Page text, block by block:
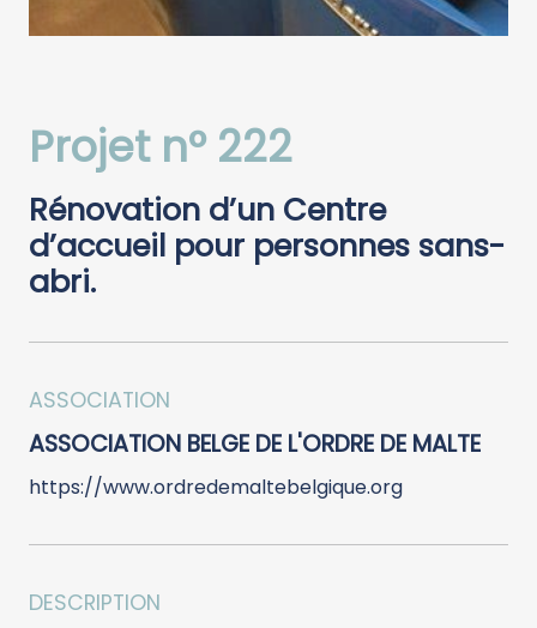
Projet n° 222
Rénovation d’un Centre
d’accueil pour personnes sans-
abri.
ASSOCIATION
ASSOCIATION BELGE DE L'ORDRE DE MALTE
https://www.ordredemaltebelgique.org
DESCRIPTION